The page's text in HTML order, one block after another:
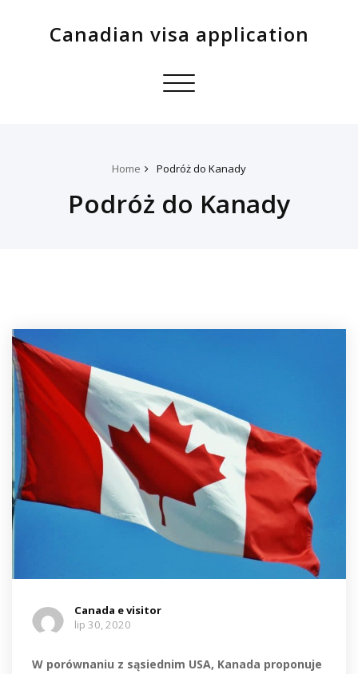
Canadian visa application
Toggle
Home Podróż do Kanady
Podróż do Kanady
Canada e visitor
lip 30, 2020
W porównaniu z sąsiednim USA, Kanada proponuje